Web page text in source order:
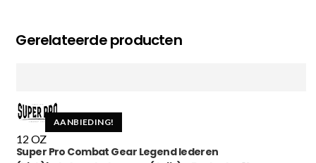
Gerelateerde producten
AANBIEDING!
12 OZ
Super Pro Combat Gear Legend lederen